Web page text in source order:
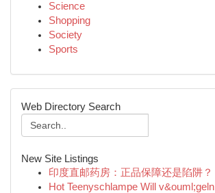
Science
Shopping
Society
Sports
Web Directory Search
New Site Listings
印度直邮药房：正品保障还是陷阱？
Hot Teenyschlampe Will v&ouml;geln